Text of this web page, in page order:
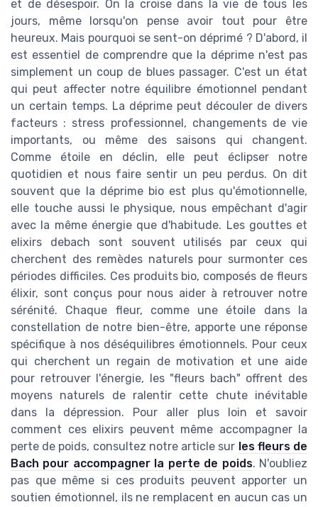
et de désespoir. On la croise dans la vie de tous les
jours, même lorsqu'on pense avoir tout pour être
heureux. Mais pourquoi se sent-on déprimé ? D'abord, il
est essentiel de comprendre que la déprime n'est pas
simplement un coup de blues passager. C'est un état
qui peut affecter notre équilibre émotionnel pendant
un certain temps. La déprime peut découler de divers
facteurs : stress professionnel, changements de vie
importants, ou même des saisons qui changent.
Comme étoile en déclin, elle peut éclipser notre
quotidien et nous faire sentir un peu perdus. On dit
souvent que la déprime bio est plus qu'émotionnelle,
elle touche aussi le physique, nous empêchant d'agir
avec la même énergie que d'habitude. Les gouttes et
elixirs debach sont souvent utilisés par ceux qui
cherchent des remèdes naturels pour surmonter ces
périodes difficiles. Ces produits bio, composés de fleurs
élixir, sont conçus pour nous aider à retrouver notre
sérénité. Chaque fleur, comme une étoile dans la
constellation de notre bien-être, apporte une réponse
spécifique à nos déséquilibres émotionnels. Pour ceux
qui cherchent un regain de motivation et une aide
pour retrouver l'énergie, les "fleurs bach" offrent des
moyens naturels de ralentir cette chute inévitable
dans la dépression. Pour aller plus loin et savoir
comment ces elixirs peuvent même accompagner la
perte de poids, consultez notre article sur les fleurs de
Bach pour accompagner la perte de poids. N'oubliez
pas que même si ces produits peuvent apporter un
soutien émotionnel, ils ne remplacent en aucun cas un